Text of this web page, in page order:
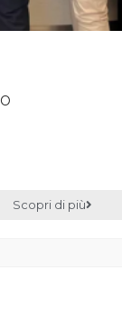
Scopri di più